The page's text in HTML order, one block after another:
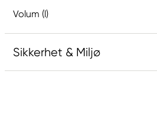
Volum (l)
Sikkerhet & Miljø